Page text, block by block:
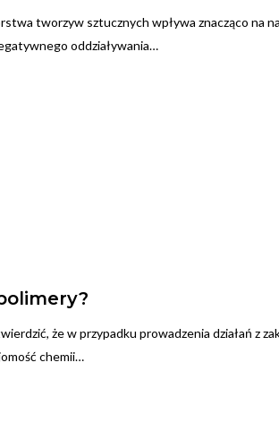
tworzyw sztucznych wpływa znacząco na
oddziaływania…
że w przypadku prowadzenia działań z
chemii…